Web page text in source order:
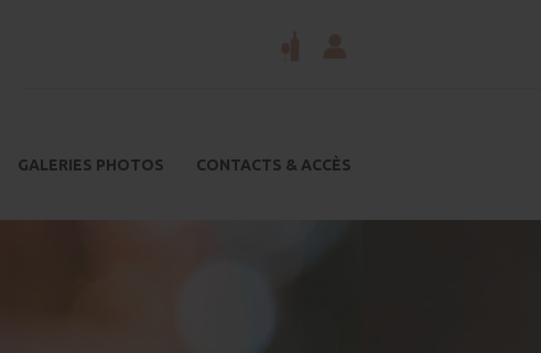
GALERIES PHOTOS CONTACTS & ACCÈS